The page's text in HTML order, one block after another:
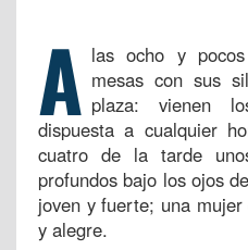
A las ocho y
mesas con sus
plaza: vienen
dispuesta a cualquier
cuatro de la tarde
profundos bajo los ojos
joven y fuerte; una
y alegre.